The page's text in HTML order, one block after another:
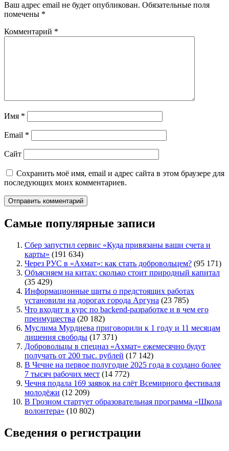
Ваш адрес email не будет опубликован. Обязательные поля
помечены *
Комментарий *
Имя *
Email *
Сайт
Сохранить моё имя, email и адрес сайта в этом браузере для
последующих моих комментариев.
Самые популярные записи
Сбер запустил сервис «Куда привязаны ваши счета и
карты» (191 634)
Через РУС в «Ахмат»: как стать добровольцем? (95 171)
Объясняем на китах: сколько стоит природный капитал
(35 429)
Информационные щиты о предстоящих работах
установили на дорогах города Аргуна (23 785)
Что входит в курс по backend-разработке и в чем его
преимущества (20 182)
Муслима Мурдиева приговорили к 1 году и 11 месяцам
лишения свободы (17 371)
Добровольцы в спецназ «Ахмат» ежемесячно будут
получать от 200 тыс. рублей (17 142)
В Чечне на первое полугодие 2025 года в создано более
7 тысяч рабочих мест (14 772)
Чечня подала 169 заявок на слёт Всемирного фестиваля
молодёжи (12 209)
В Грозном стартует образовательная программа «Школа
волонтера» (10 802)
Сведения о регистрации